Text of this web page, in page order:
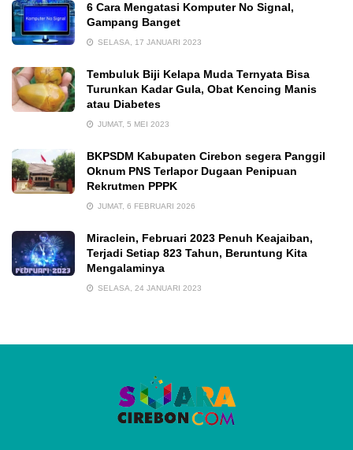
6 Cara Mengatasi Komputer No Signal,
Gampang Banget
SELASA, 17 JANUARI 2023
Tembuluk Biji Kelapa Muda Ternyata Bisa
Turunkan Kadar Gula, Obat Kencing Manis
atau Diabetes
JUMAT, 5 MEI 2023
BKPSDM Kabupaten Cirebon segera Panggil
Oknum PNS Terlapor Dugaan Penipuan
Rekrutmen PPPK
JUMAT, 6 FEBRUARI 2026
Miraclein, Februari 2023 Penuh Keajaiban,
Terjadi Setiap 823 Tahun, Beruntung Kita
Mengalaminya
SELASA, 24 JANUARI 2023